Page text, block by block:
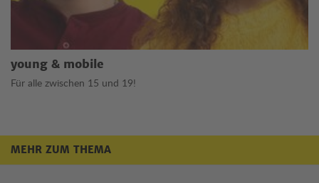
young & mobile
Für alle zwischen 15 und 19!
MEHR ZUM THEMA